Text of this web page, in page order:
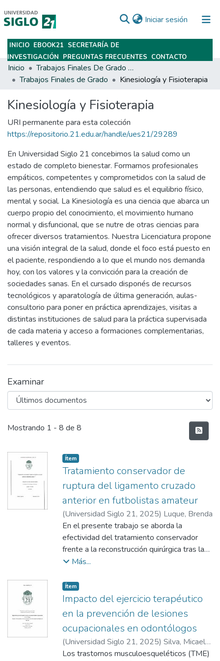
Iniciar sesión (current)
Subir
INICIO EBOOK21 SECRETARÍA DE
INVESTIGACIÓN PREGUNTAS FRECUENTES CONTACTO
Inicio
Trabajos Finales De Grado Y Posgrado
Trabajos Finales de Grado
Kinesiología y Fisioterapia
Kinesiología y Fisioterapia
URI permanente para esta colección
https://repositorio.21.edu.ar/handle/ues21/29289
En Universidad Siglo 21 concebimos la salud como un
estado de completo bienestar. Formamos profesionales
empáticos, competentes y comprometidos con la salud de
las personas, entendiendo que salud es el equilibrio físico,
mental y social. La Kinesiología es una ciencia que abarca un
cuerpo propio del conocimiento, el movimiento humano
normal y disfuncional, que se nutre de otras ciencias para
ofrecer diversos tratamientos. Nuestra Licenciatura propone
una visión integral de la salud, donde el foco está puesto en
el paciente, respondiendo a lo que el mundo nos demanda
hoy, con los valores y la convicción para la creación de
sociedades sanas. En el cursado disponés de recursos
tecnológicos y aparatología de última generación, aulas-
consultorio para poner en práctica aprendizajes, visitas a
distintas instituciones de salud para la práctica supervisada
de cada materia y acceso a formaciones complementarias,
talleres y eventos.
Examinar
Últimos documentos
Mostrando 1 - 8 de 8
Item type:
Ítem,
Tratamiento conservador de
ruptura del ligamento cruzado
anterior en futbolistas amateur
(Universidad Siglo 21, 2025) Luque, Brenda
En el presente trabajo se aborda la
efectividad del tratamiento conservador
frente a la reconstrucción quirúrgica tras la
ruptura del ligamento cruzado anterior (LCA)
conservador, basado en ejercicios
terapéuticos y fortalecimiento muscular, es
propuesto como una alternativa viable que
minimiza complicaciones quirúrgicas, reduce
costos y favorece una recuperación funcional
comparable en ciertos casos.
El mismo analiza factores como el
Más...
Item type:
Ítem,
Impacto del ejercicio terapéutico
en la prevención de lesiones
ocupacionales en odontólogos
(Universidad Siglo 21, 2025) Silva, Micaela
Agustina
Los trastornos musculoesqueléticos (TME)